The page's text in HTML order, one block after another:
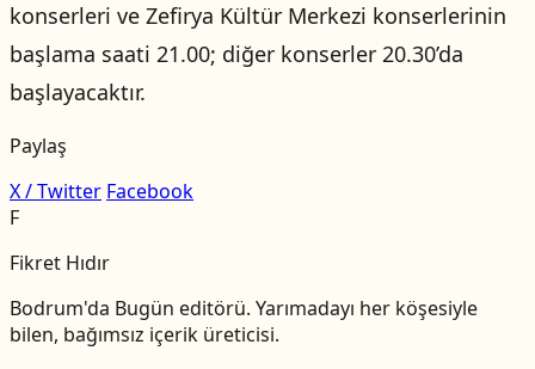
konserleri ve Zefirya Kültür Merkezi konserlerinin
başlama saati 21.00; diğer konserler 20.30’da
başlayacaktır.
Paylaş
X / Twitter Facebook
F
Fikret Hıdır
Bodrum'da Bugün editörü. Yarımadayı her köşesiyle
bilen, bağımsız içerik üreticisi.